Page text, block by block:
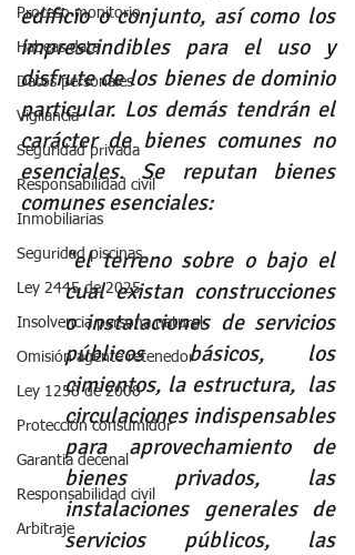
Proceso monitorio
Habeas data
Datos personales
Vigilancia
Seguridad privada
Responsabilidad civil
Inmobiliarias
Seguridad piscinas
Ley 2445 de 2025
Insolvencia persona natural
Omisión agente retenedor
Ley 1258 de 2008
Protección consumidor
Garantia decenal
Responsabilidad civil
Arbitraje
edificio o conjunto, así como los
imprescindibles para el uso y
disfrute de los bienes de dominio
particular. Los demás tendrán el
carácter de bienes comunes no
esenciales. Se reputan bienes
comunes esenciales:
"el terreno sobre o bajo el
cual existan construcciones
o instalaciones de servicios
públicos básicos, los
cimientos, la estructura,  las
circulaciones indispensables
para aprovechamiento de
bienes privados, las
instalaciones generales de
servicios públicos, las